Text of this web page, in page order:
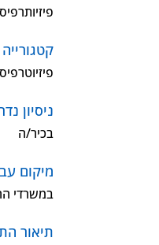
קטגורייה
ניסיון
בכיר/ה
מיקום
במשרדי
תיאור